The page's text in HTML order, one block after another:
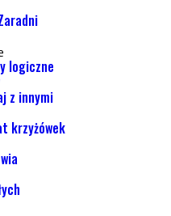
logiczne
z innymi
krzyżówek